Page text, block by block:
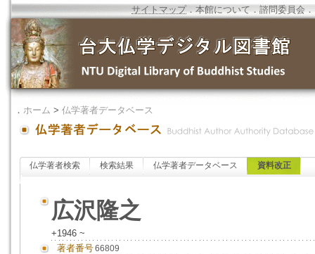
サイトマップ．本館について ．諮問委員会 ．
． ホーム > 仏学著者データベース
仏学著者検索 検索結果 仏学著者データベース 資料改正
広沢隆之
+1946 ~
著者番号66809